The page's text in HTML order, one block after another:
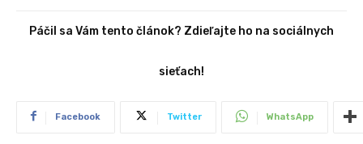
Páčil sa Vám tento článok? Zdieľajte ho na sociálnych
sieťach!
Facebook Twitter WhatsApp